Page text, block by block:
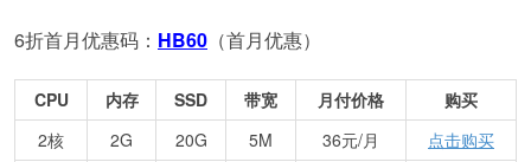
6折首月优惠码： HB60 （首月优惠）
CPU 内存 SSD 带宽 月付价格
购买
2核
2G 20G 5M 36元/月
点击购买